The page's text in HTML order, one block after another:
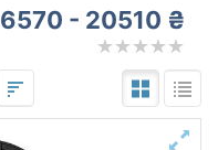
6570 - 20510 ₴